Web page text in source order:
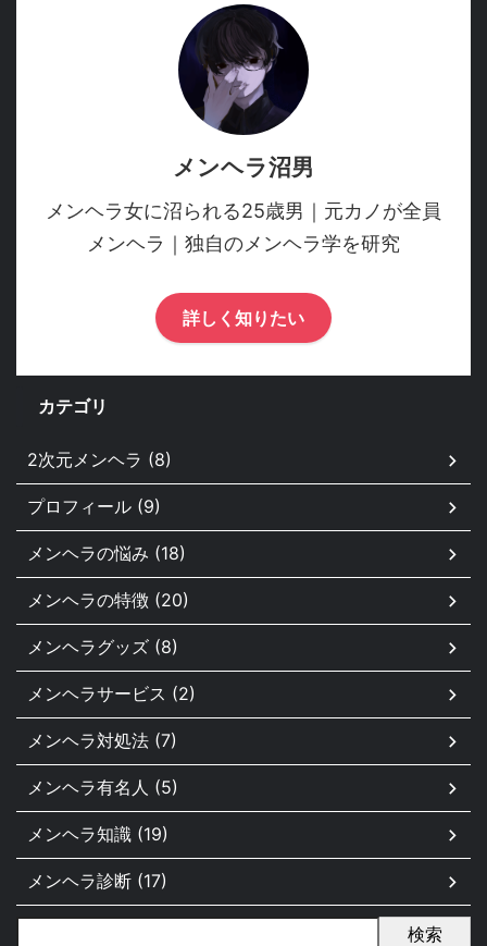
メンヘラ沼男
メンヘラ女に沼られる25歳男｜元カノが全員
メンヘラ｜独自のメンヘラ学を研究
詳しく知りたい
カテゴリ
2次元メンヘラ (8)
プロフィール (9)
メンヘラの悩み (18)
メンヘラの特徴 (20)
メンヘラグッズ (8)
メンヘラサービス (2)
メンヘラ対処法 (7)
メンヘラ有名人 (5)
メンヘラ知識 (19)
メンヘラ診断 (17)
検索